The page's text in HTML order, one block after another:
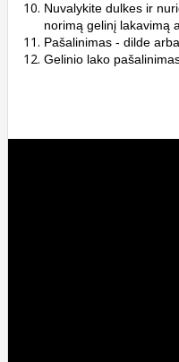
Nuvalykite dulkes ir
norimą gelinį lakavimą
Pašalinimas - dilde
Gelinio lako